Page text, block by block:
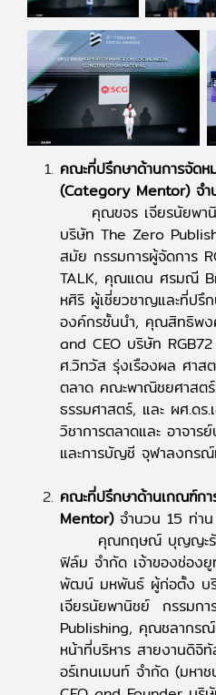
คณะที่ปรึกษาด้านการจัด
(Category Mentor) จ
คุณขจร เจียรนัยพา
บริษัท The Zero
สมัย กรรมการผู้จัดการ
TALK, คุณแดน ศรมณี
หศิริ ผู้เชี่ยวชาญและที่ปรึ
องค์กรชั้นนำ, คุณสิทธิพง
and CEO บริษัท RGB72
ศ.วิทวัส รุ่งเรืองผล ศาสต
ตลาด คณะพาณิชยศาสต
ธรรมศาสตร์, และ ผศ.ด
วิชาการตลาดและ อาจา
และการบัญชี จุฬาลงกร
คณะที่ปรึกษาด้านเกณฑ์ก
Mentor) จำนวน 15 ท่าน
คุณกฤษณ์ บุญญะรัง
ฟิล์ม จำกัด เจ้าของช่อ
พัฒน์ มหพันธ์ ผู้ก่อตั้ง บริ
เจียรนัยพานิชย์ กรรมก
Publishing, คุณชลากร
หน้าที่บริหาร สายงานดิจิ
อร์เทนเมนท์ จำกัด (มห